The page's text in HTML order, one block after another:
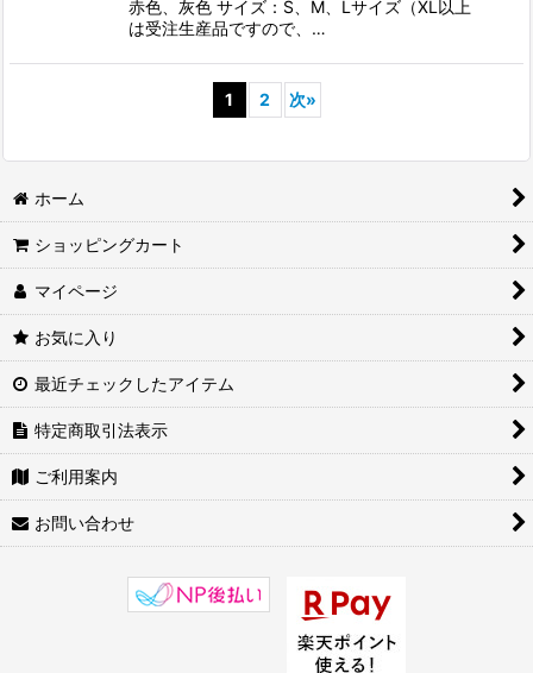
赤色、灰色 サイズ：S、M、Lサイズ（XL以上
は受注生産品ですので、…
1 2 次»
ホーム
ショッピングカート
マイページ
お気に入り
最近チェックしたアイテム
特定商取引法表示
ご利用案内
お問い合わせ